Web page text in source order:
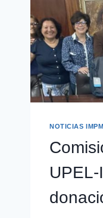
NOTICIAS IMPM